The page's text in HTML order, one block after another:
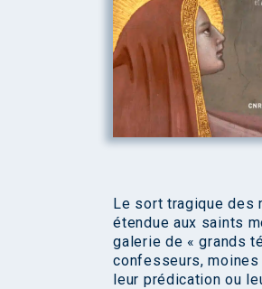
Le sort tragique des
étendue aux saints
galerie de « grands
confesseurs,
leur prédication ou